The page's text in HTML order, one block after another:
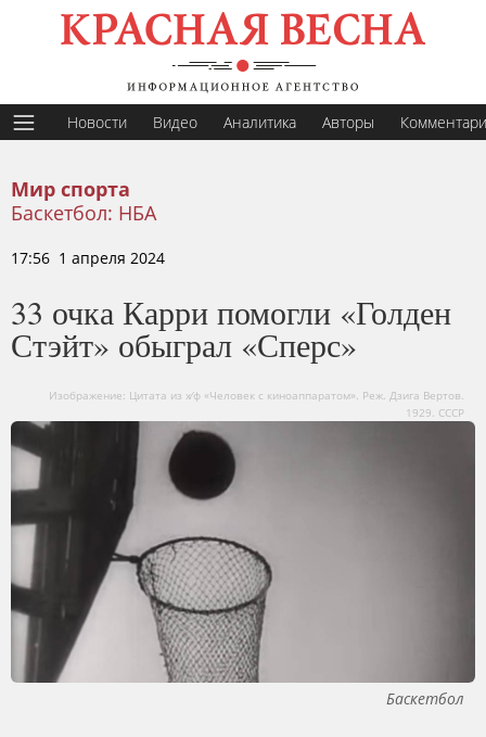
Новости Видео Аналитика Авторы
Мир спорта
Баскетбол: НБА
17:56 1 апреля 2024
33 очка Карри помогли «Голден
Стэйт» обыграл «Сперс»
Изображение: Цитата из х∕ф «Человек с киноаппаратом». Реж. Дзига Вертов.
1929. СССР
Баскетбол